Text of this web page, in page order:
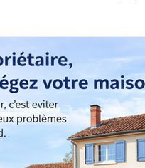
Ballon thermodynamique